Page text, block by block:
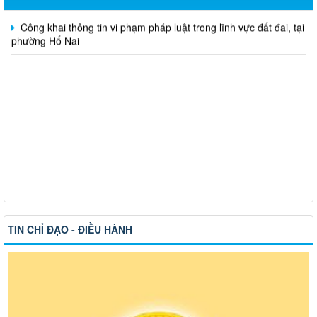
Công khai thông tin vi phạm pháp luật trong lĩnh vực đất đai, tại
phường Hố Nai
TIN CHỈ ĐẠO - ĐIỀU HÀNH